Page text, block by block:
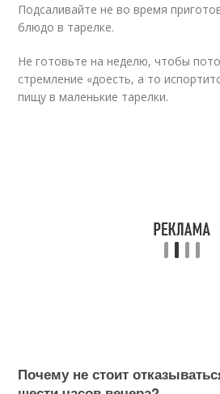
Подсаливайте не во время
блюдо в тарелке.
Не готовьте на неделю, чтобы
стремление «доесть, а то
пищу в маленькие тарелки.
Почему не стоит